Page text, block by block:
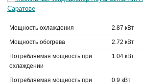
Мощность охлаждения 2.87 кВт
Мощность обогрева 2.72 кВт
Потребляемая мощность при
охлаждении
1.04 кВт
Потребляемая мощность при
0.9 кВт